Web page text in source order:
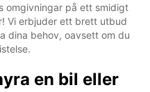
omgivningar på ett smidigt
Vi erbjuder ett brett utbud
dina behov, oavsett om du
en bil eller